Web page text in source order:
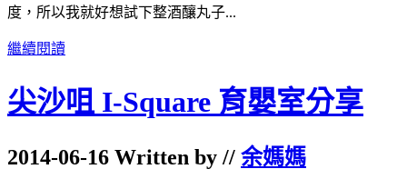
度，所以我就好想試下整酒釀丸子...
繼續閱讀
尖沙咀 I-Square 育嬰室分享
2014-06-16 Written by // 余媽媽